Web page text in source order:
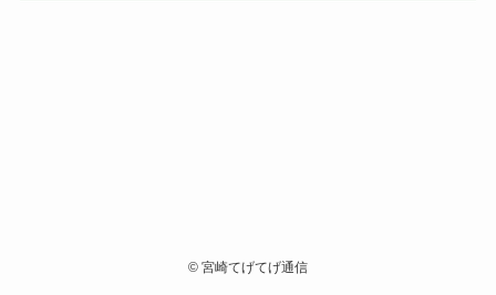
© 宮崎てげてげ通信